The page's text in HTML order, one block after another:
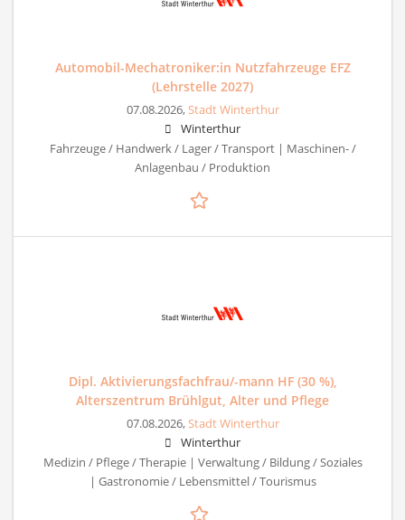
Automobil-Mechatroniker:in Nutzfahrzeuge EFZ
(Lehrstelle 2027)
07.08.2026,Stadt Winterthur
Winterthur
Fahrzeuge / Handwerk / Lager / Transport | Maschinen- /
Anlagenbau / Produktion
Dipl. Aktivierungsfachfrau/-mann HF (30 %),
Alterszentrum Brühlgut, Alter und Pflege
07.08.2026,Stadt Winterthur
Winterthur
Medizin / Pflege / Therapie | Verwaltung / Bildung / Soziales
| Gastronomie / Lebensmittel / Tourismus